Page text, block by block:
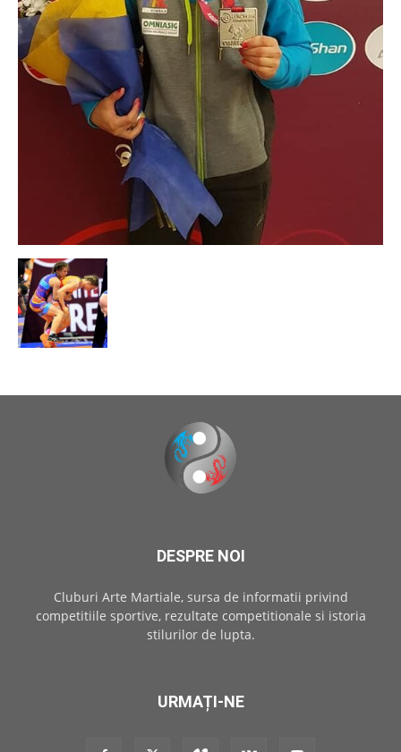
DESPRE NOI
Cluburi Arte Martiale, sursa de informatii privind
competitiile sportive, rezultate competitionale si istoria
stilurilor de lupta.
URMAȚI-NE